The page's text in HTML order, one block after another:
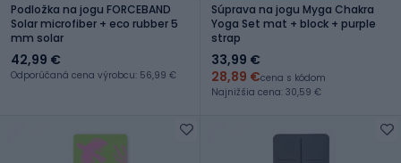
Podložka na jogu FORCEBAND
Solar microfiber + eco rubber 5
mm solar
42,99 €
Odporúčaná cena výrobcu: 56,99 €
Súprava na jogu Myga Chakra
Yoga Set mat + block + purple
strap
33,99 €
28,89 €cena s kódom
Najnižšia cena: 30,59 €